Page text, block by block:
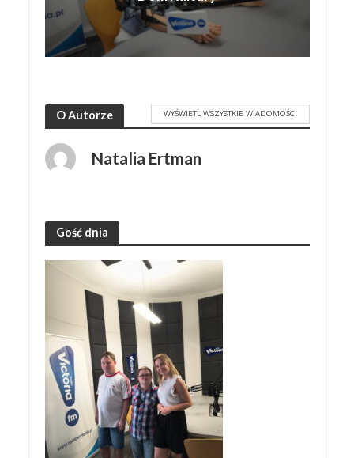
O Autorze WYŚWIETL WSZYSTKIE WIADOMOŚCI
Natalia Ertman
Gość dnia